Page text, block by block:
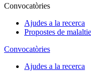
Convocatòries
Ajudes a la recerca
Propostes de
Convocatòries
Ajudes a la recerca